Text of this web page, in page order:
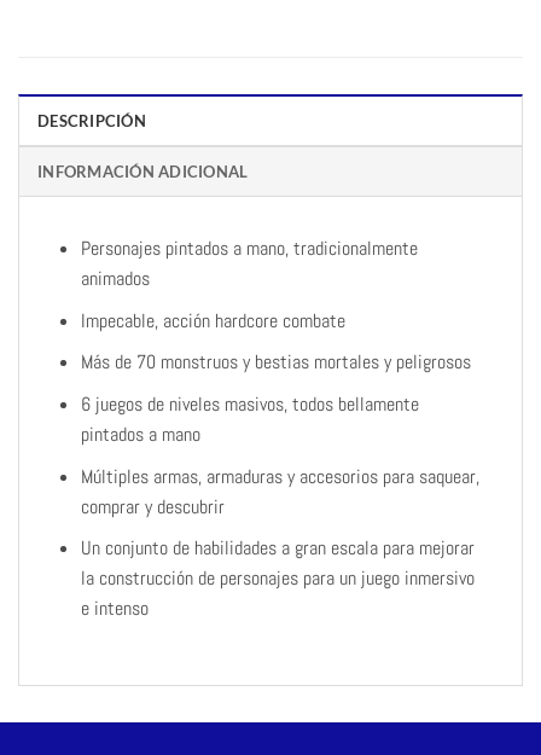
DESCRIPCIÓN
INFORMACIÓN ADICIONAL
Personajes pintados a mano, tradicionalmente
animados
Impecable, acción hardcore combate
Más de 70 monstruos y bestias mortales y peligrosos
6 juegos de niveles masivos, todos bellamente
pintados a mano
Múltiples armas, armaduras y accesorios para saquear,
comprar y descubrir
Un conjunto de habilidades a gran escala para mejorar
la construcción de personajes para un juego inmersivo
e intenso